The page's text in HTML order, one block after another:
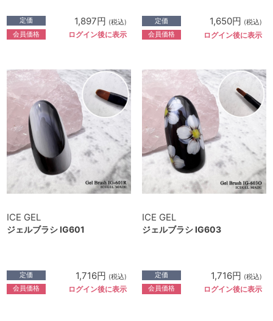
定価 1,897円 (税込)
会員価格 ログイン後に表示
定価 1,650円 (税込)
会員価格 ログイン後に表示
ICE GEL
ジェルブラシ IG601
定価 1,716円 (税込)
会員価格 ログイン後に表示
ICE GEL
ジェルブラシ IG603
定価 1,716円 (税込)
会員価格 ログイン後に表示